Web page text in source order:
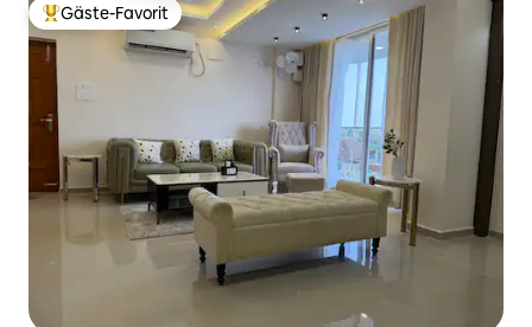
Beliebter Gäste-Favorit.
Gäste-Favorit